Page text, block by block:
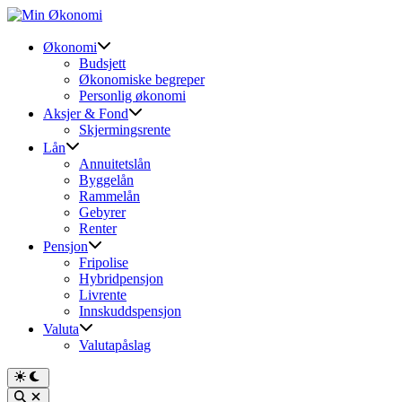
Skip
contentØkonomi
Budsjett
Økonomiske begreper
Personlig økonomi
Aksjer & Fond
Skjermingsrente
Lån
Annuitetslån
Byggelån
Rammelån
Gebyrer
Renter
Pensjon
Fripolise
Hybridpensjon
Livrente
Innskuddspensjon
Valuta
Valutapåslag
Switch
to
Open